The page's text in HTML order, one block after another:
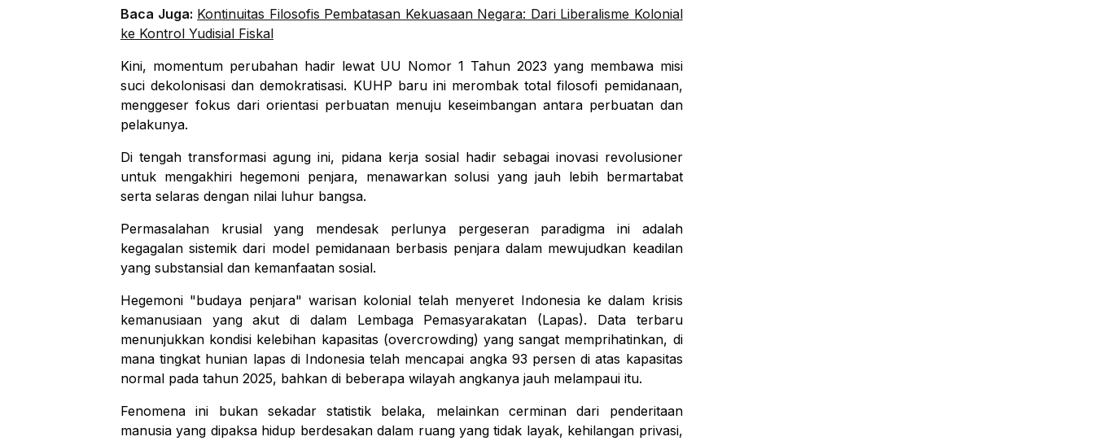
Baca Juga: Kontinuitas Filosofis Pembatasan Kekuasaan Negara: Dari Liberalisme Kolonial
ke Kontrol Yudisial Fiskal
Kini, momentum perubahan hadir lewat UU Nomor 1 Tahun 2023 yang membawa misi
suci dekolonisasi dan demokratisasi. KUHP baru ini merombak total filosofi pemidanaan,
menggeser fokus dari orientasi perbuatan menuju keseimbangan antara perbuatan dan
pelakunya.
Di tengah transformasi agung ini, pidana kerja sosial hadir sebagai inovasi revolusioner
untuk mengakhiri hegemoni penjara, menawarkan solusi yang jauh lebih bermartabat
serta selaras dengan nilai luhur bangsa.
Permasalahan krusial yang mendesak perlunya pergeseran paradigma ini adalah
kegagalan sistemik dari model pemidanaan berbasis penjara dalam mewujudkan keadilan
yang substansial dan kemanfaatan sosial.
Hegemoni "budaya penjara" warisan kolonial telah menyeret Indonesia ke dalam krisis
kemanusiaan yang akut di dalam Lembaga Pemasyarakatan (Lapas). Data terbaru
menunjukkan kondisi kelebihan kapasitas (overcrowding) yang sangat memprihatinkan, di
mana tingkat hunian lapas di Indonesia telah mencapai angka 93 persen di atas kapasitas
normal pada tahun 2025, bahkan di beberapa wilayah angkanya jauh melampaui itu.
Fenomena ini bukan sekadar statistik belaka, melainkan cerminan dari penderitaan
manusia yang dipaksa hidup berdesakan dalam ruang yang tidak layak, kehilangan privasi,